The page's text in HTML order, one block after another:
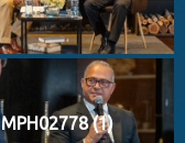
MPH02778 (1)